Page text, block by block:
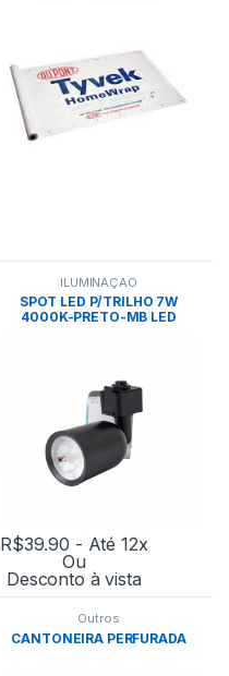
ILUMINAÇÃO
SPOT LED P/TRILHO 7W
4000K-PRETO-MB LED
R$39.90 - Até 12x
Ou
Desconto à vista
Outros
CANTONEIRA PERFURADA